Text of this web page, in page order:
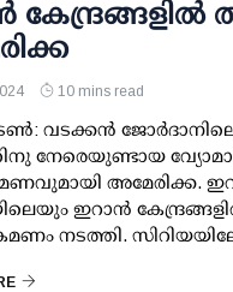
10 mins read
വടക്കൻ
നേരെയുണ്ടായ
അമേരിക്ക.
ഇറാൻ
നടത്തി.